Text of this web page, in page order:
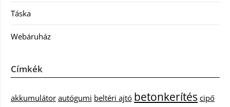
Táska
Webáruház
Címkék
akkumulátor autógumi beltéri ajtó betonkerítés cipő